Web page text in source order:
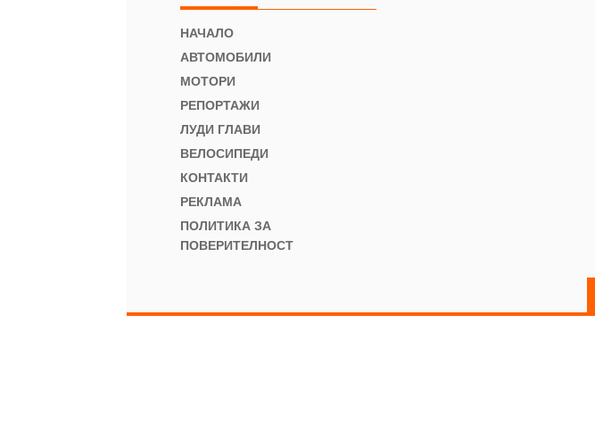
НАЧАЛО
АВТОМОБИЛИ
МОТОРИ
РЕПОРТАЖИ
ЛУДИ ГЛАВИ
ВЕЛОСИПЕДИ
КОНТАКТИ
РЕКЛАМА
ПОЛИТИКА ЗА
ПОВЕРИТЕЛНОСТ